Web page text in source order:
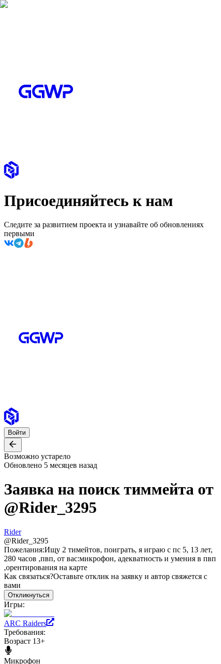
Присоединяйтесь к нам
Следите за развитием проекта и узнавайте об обновлениях
первыми
Войти
Возможно устарело
Обновлено 5 месяцев назад
Заявка на поиск тиммейта от
@Rider_3295
Rider
@Rider_3295
Пожелания:Ищу 2 тимейтов, поиграть, я играю с пс 5, 13 лет,
280 часов ,пвп, от вас:микрофон, адекватность и умения в пвп
,орентирования на карте
Как связаться?Оставьте отклик на заявку и автор свяжется с
вами
Откликнуться
Игры:
ARC Raiders
Требования:
Возраст 13+
Микрофон